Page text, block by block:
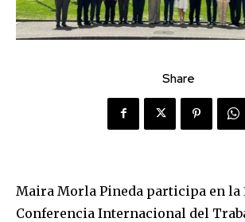
Share
Maira Morla Pineda participa en la
Conferencia Internacional del